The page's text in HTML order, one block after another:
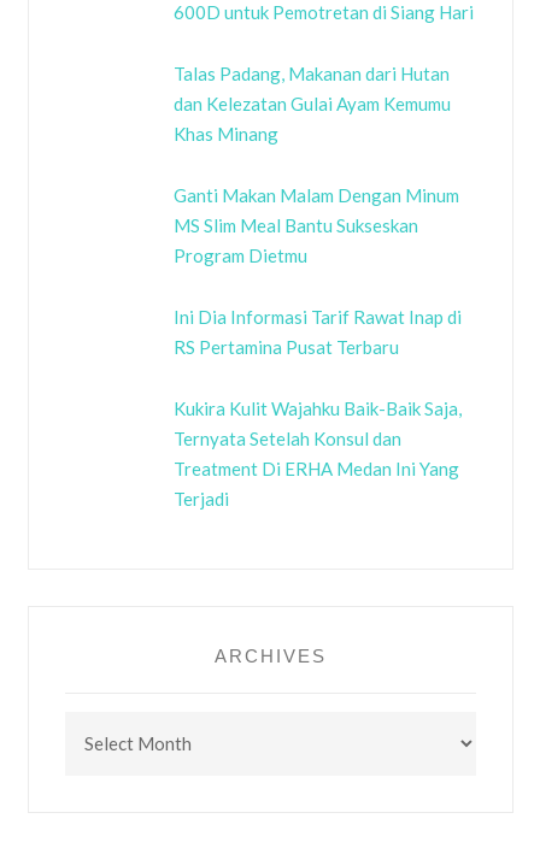
600D untuk Pemotretan di Siang Hari
Talas Padang, Makanan dari Hutan
dan Kelezatan Gulai Ayam Kemumu
Khas Minang
Ganti Makan Malam Dengan Minum
MS Slim Meal Bantu Sukseskan
Program Dietmu
Ini Dia Informasi Tarif Rawat Inap di
RS Pertamina Pusat Terbaru
Kukira Kulit Wajahku Baik-Baik Saja,
Ternyata Setelah Konsul dan
Treatment Di ERHA Medan Ini Yang
Terjadi
ARCHIVES